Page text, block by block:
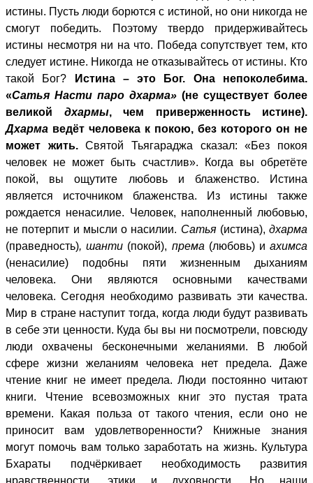
истины. Пусть люди борются с истиной, но они никогда не
смогут победить. Поэтому твердо придерживайтесь
истины несмотря ни на что. Победа сопутствует тем, кто
следует истине. Никогда не отказывайтесь от истины. Кто
такой Бог?
Истина – это Бог. Она непоколебима.
«Сатья Насти паро дхарма» (не существует более
великой дхармы, чем приверженность истине).
Дхарма ведёт человека к покою, без которого он не
может жить.Святой Тьягараджа сказал: «Без покоя
человек не может быть счастлив». Когда вы обретёте
покой, вы ощутите любовь и блаженство. Истина
является источником блаженства. Из истины также
рождается ненасилие. Человек, наполненный любовью,
не потерпит и мысли о насилии. Сатья(истина), дхарма
(праведность), шанти (покой), према (любовь) иахимса
(ненасилие) подобны пяти жизненным дыханиям
человека. Они являются основными качествами
человека. Сегодня необходимо развивать эти качества.
Мир в стране наступит тогда, когда люди будут развивать
в себе эти ценности. Куда бы вы ни посмотрели, повсюду
люди охвачены бесконечными желаниями. В любой
сфере жизни желаниям человека нет предела. Даже
чтение книг не имеет предела. Люди постоянно читают
книги. Чтение всевозможных книг это пустая трата
времени. Какая польза от такого чтения, если оно не
приносит вам удовлетворенности? Книжные знания
могут помочь вам только заработать на жизнь. Культура
Бхараты подчёркивает необходимость развития
нравственности, этики и духовности. Но наши